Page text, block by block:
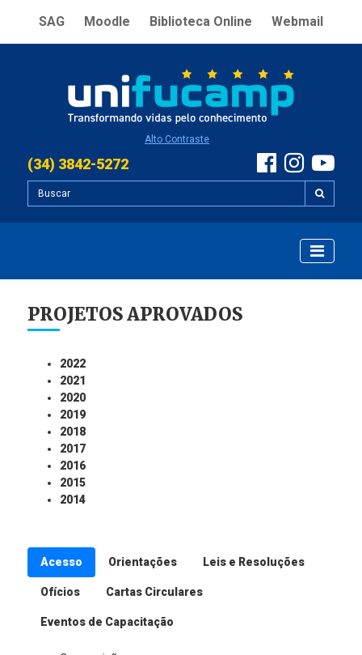
SAG Moodle Biblioteca Online Webmail
Alto Contraste
(34) 3842-5272
PROJETOS APROVADOS
2022
2021
2020
2019
2018
2017
2016
2015
2014
Acesso Orientações Leis e Resoluções
Ofícios Cartas Circulares
Eventos de Capacitação